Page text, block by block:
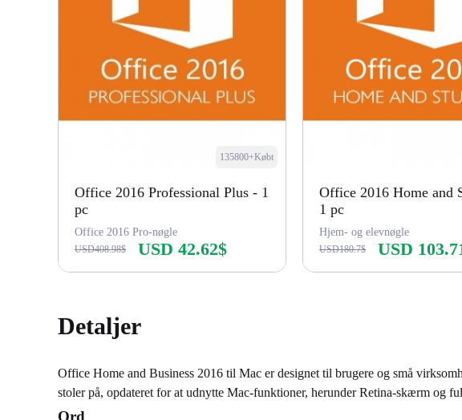
135800+Købt
Office 2016 Professional Plus - 1
pc
Office 2016 Pro-nøgle
USD408.98$ USD 42.62$
Office 2016 Home and
1 pc
Hjem- og elevnøgle
USD180.7$ USD
Detaljer
Office Home and Business 2016 til Mac er designet til brugere og små
stoler på, opdateret for at udnytte Mac-funktioner, herunder Retina-skærm og
Ord